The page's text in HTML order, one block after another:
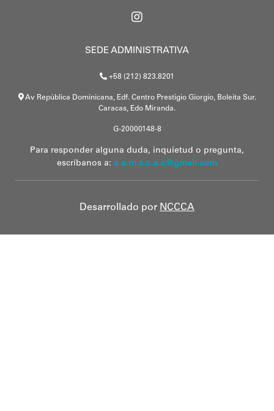
SEDE ADMINISTRATIVA
+58 (212) 823.8201
Av República Dominicana, Edf. Centro Prestigio Giorgio, Boleita Sur.
Caracas, Edo Miranda.
G-20000148-8
Para responder alguna duda, inquietud o pregunta,
escríbanos a: a a.m.s.o.a.c@gmail.com
Desarrollado por NCCCA